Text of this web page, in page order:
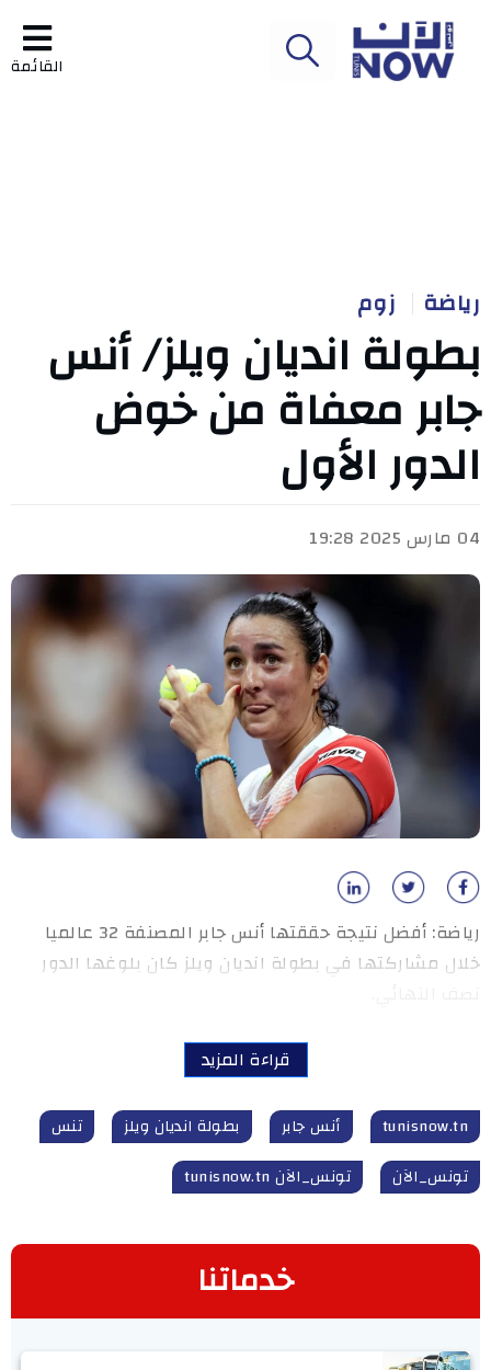
القائمة
رياضة زوم
بطولة انديان ويلز/ أنس
جابر معفاة من خوض
الدور الأول
04 مارس 2025 19:28
رياضة: أفضل نتيجة حققتها أنس جابر المصنفة 32 عالميا
خلال مشاركتها في بطولة انديان ويلز كان بلوغها الدور
قراءة المزيد
tunisnow.tn أنس جابر بطولة انديان ويلز
تنس
تونس_الآن
تونس_الآن tunisnow.tn
خدماتنا